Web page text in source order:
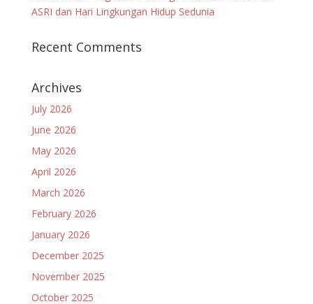
ASRI dan Hari Lingkungan Hidup Sedunia
Recent Comments
Archives
July 2026
June 2026
May 2026
April 2026
March 2026
February 2026
January 2026
December 2025
November 2025
October 2025